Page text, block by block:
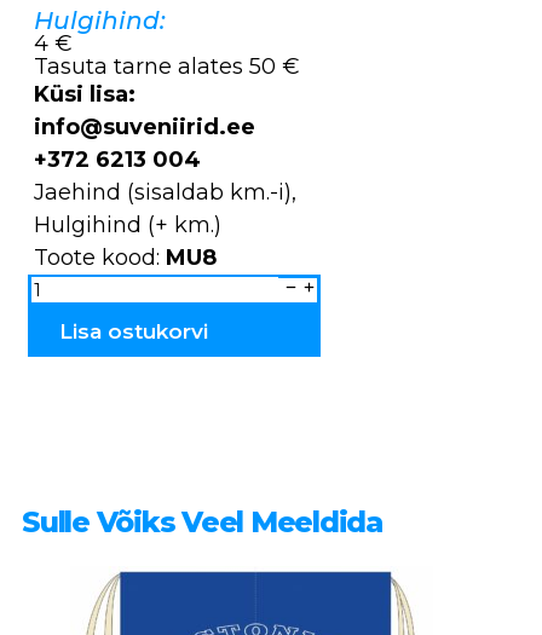
Hulgihind:
4 €
Tasuta tarne alates 50 €
Küsi lisa:
info@suveniirid.ee
+372 6213 004
Jaehind (sisaldab km.-i),
Hulgihind (+ km.)
Toote kood: MU8
Tsärk
Estonia
Eesti
Lisa ostukorvi
Sulle Võiks Veel Meeldida